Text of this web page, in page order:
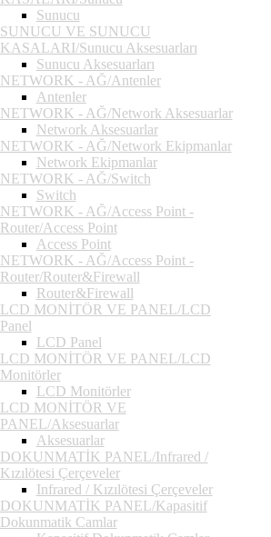
Sunucu
SUNUCU VE SUNUCU
KASALARI/Sunucu Aksesuarları
Sunucu Aksesuarları
NETWORK - AĞ/Antenler
Antenler
NETWORK - AĞ/Network Aksesuarlar
Network Aksesuarlar
NETWORK - AĞ/Network Ekipmanlar
Network Ekipmanlar
NETWORK - AĞ/Switch
Switch
NETWORK - AĞ/Access Point -
Router/Access Point
Access Point
NETWORK - AĞ/Access Point -
Router/Router&Firewall
Router&Firewall
LCD MONİTÖR VE PANEL/LCD
Panel
LCD Panel
LCD MONİTÖR VE PANEL/LCD
Monitörler
LCD Monitörler
LCD MONİTÖR VE
PANEL/Aksesuarlar
Aksesuarlar
DOKUNMATİK PANEL/Infrared /
Kızılötesi Çerçeveler
Infrared / Kızılötesi Çerçeveler
DOKUNMATİK PANEL/Kapasitif
Dokunmatik Camlar